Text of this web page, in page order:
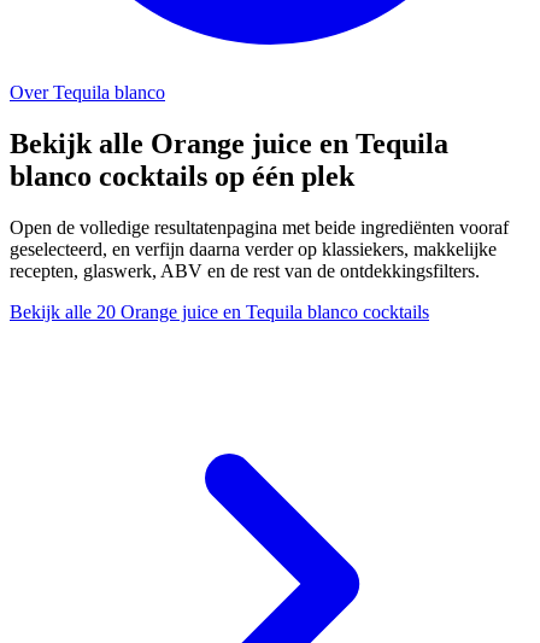
Over Tequila blanco
Bekijk alle Orange juice en Tequila
blanco cocktails op één plek
Open de volledige resultatenpagina met beide ingrediënten vooraf
geselecteerd, en verfijn daarna verder op klassiekers, makkelijke
recepten, glaswerk, ABV en de rest van de ontdekkingsfilters.
Bekijk alle 20 Orange juice en Tequila blanco cocktails